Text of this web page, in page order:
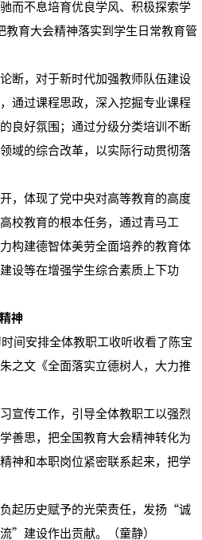
而不息培育优良学风、积极探索学
育大会精神落实到学生日常教育管
，对于新时代加强教师队伍建设
通过课程思政，深入挖掘专业课程
良好氛围；通过分级分类培训不断
的综合改革，以实际行动贯彻落
体现了党中央对高等教育的高度
校教育的根本任务，通过青马工
构建德智体美劳全面培养的教育体
设等在增强学生综合素质上下功
神
间安排全体教职工收听收看了陈宝
之文《全面落实立德树人，大力推
传工作，引导全体教职工以强烈
善思，把全国教育大会精神转化为
神和本职岗位紧密联系起来，把学
起历史赋予的光荣责任，发扬“诚
”建设作出贡献。（童静）